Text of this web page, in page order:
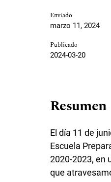
Enviado
marzo 11, 2024
Publicado
2024-03-20
Resumen
El día 11 de
Escuela
2020-2023, en
que